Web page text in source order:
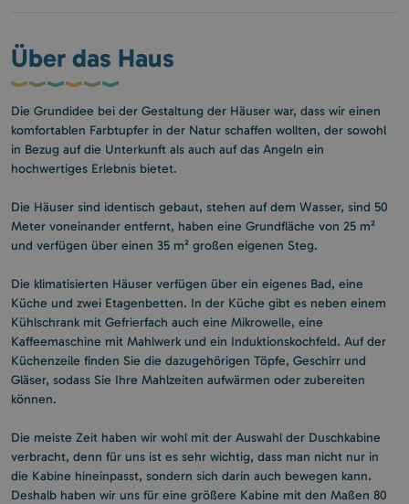
Über das Haus
Die Grundidee bei der Gestaltung der Häuser war, dass wir einen
komfortablen Farbtupfer in der Natur schaffen wollten, der sowohl
in Bezug auf die Unterkunft als auch auf das Angeln ein
hochwertiges Erlebnis bietet.
Die Häuser sind identisch gebaut, stehen auf dem Wasser, sind 50
Meter voneinander entfernt, haben eine Grundfläche von 25 m²
und verfügen über einen 35 m² großen eigenen Steg.
Die klimatisierten Häuser verfügen über ein eigenes Bad, eine
Küche und zwei Etagenbetten. In der Küche gibt es neben einem
Kühlschrank mit Gefrierfach auch eine Mikrowelle, eine
Kaffeemaschine mit Mahlwerk und ein Induktionskochfeld. Auf der
Küchenzeile finden Sie die dazugehörigen Töpfe, Geschirr und
Gläser, sodass Sie Ihre Mahlzeiten aufwärmen oder zubereiten
können.
Die meiste Zeit haben wir wohl mit der Auswahl der Duschkabine
verbracht, denn für uns ist es sehr wichtig, dass man nicht nur in
die Kabine hineinpasst, sondern sich darin auch bewegen kann.
Deshalb haben wir uns für eine größere Kabine mit den Maßen 80